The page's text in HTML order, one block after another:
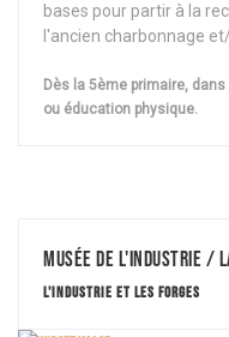
bases pour partir à la
l'ancien charbonnage
Dès la 5ème primaire,
ou éducation physique.
Musée de l'Industrie /
L'INDUSTRIE ET LES FORGES